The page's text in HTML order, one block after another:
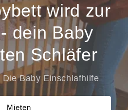
wird zur
dein Baby
Schläfer
Die Baby Einschlafhilfe
Mieten